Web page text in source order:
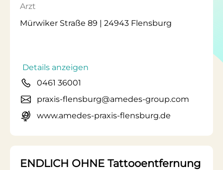
Arzt
Mürwiker Straße 89 | 24943 Flensburg
Details anzeigen
0461 36001
praxis-flensburg@amedes-group.com
www.amedes-praxis-flensburg.de
ENDLICH OHNE Tattooentfernung